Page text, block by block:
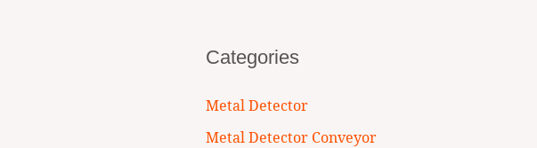
Categories
Metal Detector
Metal Detector Conveyor